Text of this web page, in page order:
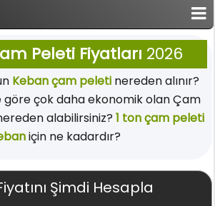
Peleti Fiyatları 2026
Keban çam peletinereden alınır?
göre çok daha ekonomik olan Çam
alabilirsiniz?1 ton çam peleti
için ne kadardır?
Şimdi Hesapla